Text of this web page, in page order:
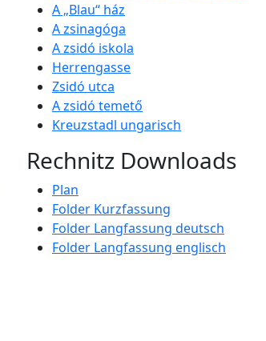
A „Blau“ ház
A zsinagóga
A zsidó iskola
Herrengasse
Zsidó utca
A zsidó temető
Kreuzstadl ungarisch
Rechnitz Downloads
Plan
Folder Kurzfassung
Folder Langfassung deutsch
Folder Langfassung englisch